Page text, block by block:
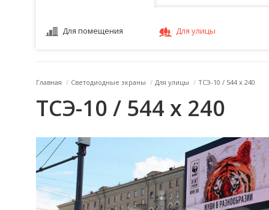
Для помещения Для улицы
Главная / Светодиодные экраны / Для улицы / ТСЭ-10 / 544 x 240
ТСЭ-10 / 544 x 240